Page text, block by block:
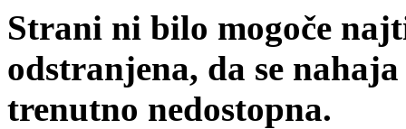
Strani ni bilo mogoče
odstranjena, da se
trenutno nedostopna.